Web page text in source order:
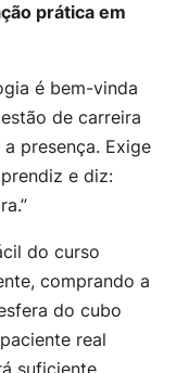
prática em
é bem-vinda
de carreira
presença. Exige
e diz:
do curso
comprando a
do cubo
real